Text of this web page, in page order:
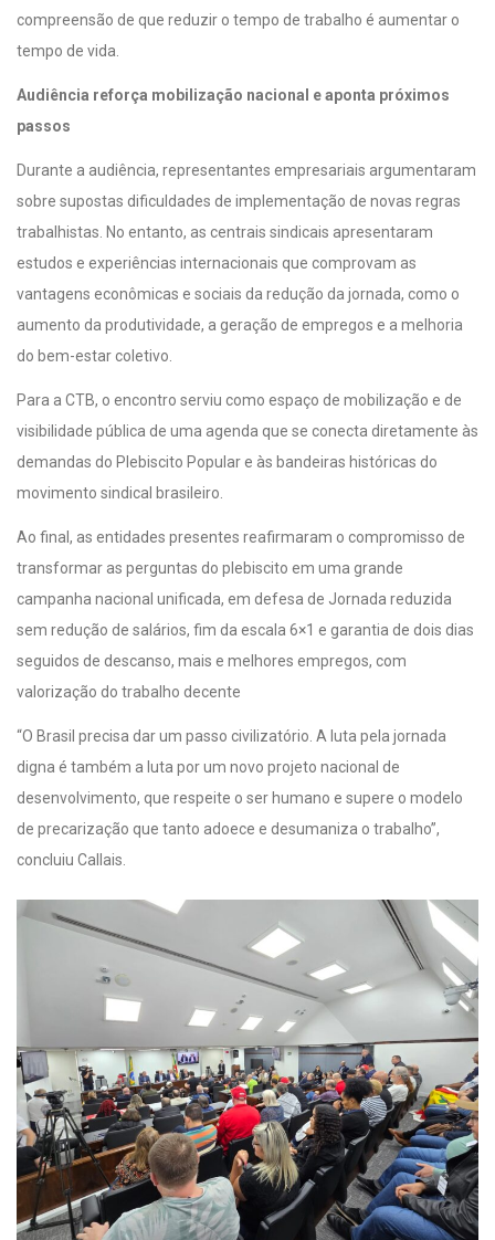
compreensão de que reduzir o tempo de trabalho é aumentar o
tempo de vida.
Audiência reforça mobilização nacional e aponta próximos
passos
Durante a audiência, representantes empresariais argumentaram
sobre supostas dificuldades de implementação de novas regras
trabalhistas. No entanto, as centrais sindicais apresentaram
estudos e experiências internacionais que comprovam as
vantagens econômicas e sociais da redução da jornada, como o
aumento da produtividade, a geração de empregos e a melhoria
do bem-estar coletivo.
Para a CTB, o encontro serviu como espaço de mobilização e de
visibilidade pública de uma agenda que se conecta diretamente às
demandas do Plebiscito Popular e às bandeiras históricas do
movimento sindical brasileiro.
Ao final, as entidades presentes reafirmaram o compromisso de
transformar as perguntas do plebiscito em uma grande
campanha nacional unificada, em defesa de Jornada reduzida
sem redução de salários, fim da escala 6×1 e garantia de dois dias
seguidos de descanso, mais e melhores empregos, com
valorização do trabalho decente
“O Brasil precisa dar um passo civilizatório. A luta pela jornada
digna é também a luta por um novo projeto nacional de
desenvolvimento, que respeite o ser humano e supere o modelo
de precarização que tanto adoece e desumaniza o trabalho”,
concluiu Callais.